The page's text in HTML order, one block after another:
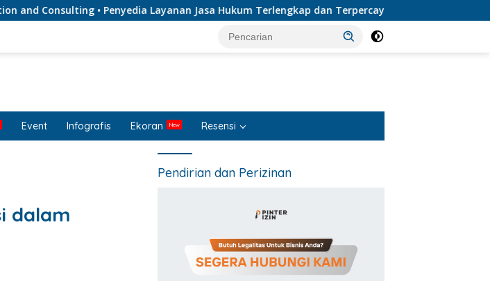
• Penyedia Layanan Jasa Hukum Terlengkap dan Terpercaya di Indonesia
Event Infografis Ekoran Resensi
dalam
Pendirian dan Perizinan